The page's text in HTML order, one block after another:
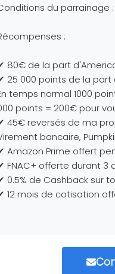
du parrainage :
:
80€ de la part
25 000 points de la part
temps normal 1000
points = 200€ pour
45€ reversés de ma
bancaire,
Amazon Prime offert
FNAC+ offerte durant 3
0.5% de Cashback sur
12 mois de cotisation